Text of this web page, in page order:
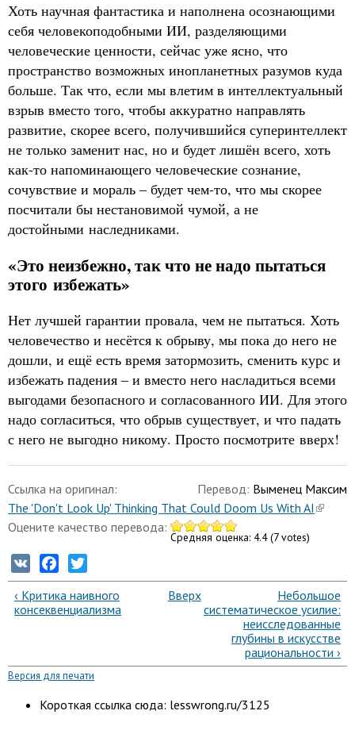
Хоть научная фантастика и наполнена осознающими
себя человекоподобными ИИ, разделяющими
человеческие ценности, сейчас уже ясно, что
пространство возможных инопланетных разумов куда
больше. Так что, если мы влетим в интеллектуальный
взрыв вместо того, чтобы аккуратно направлять
развитие, скорее всего, получившийся суперинтеллект
не только заменит нас, но и будет лишён всего, хоть
как-то напоминающего человеческие сознание,
сочувствие и мораль – будет чем-то, что мы скорее
посчитали бы нестановимой чумой, а не
достойными наследниками.
«Это неизбежно, так что не надо пытаться
этого избежать»
Нет лучшей гарантии провала, чем не пытаться. Хоть
человечество и несётся к обрыву, мы пока до него не
дошли, и ещё есть время затормозить, сменить курс и
избежать падения – и вместо него насладиться всеми
выгодами безопасного и согласованного ИИ. Для этого
надо согласиться, что обрыв существует, и что падать
с него не выгодно никому. Просто посмотрите вверх!
Перевод: Выменец Максим
Ссылка на оригинал:
The 'Don't Look Up' Thinking That Could Doom Us With AI
Оцените качество перевода:
Средняя оценка: 4.4 (7votes)
VK Facebook
‹ Критика наивного
консеквенциализма
Вверх
Небольшое
систематическое усилие:
неисследованные
глубины в искусстве
рациональности ›
Версия для печати
Короткая ссылка сюда: lesswrong.ru/3125